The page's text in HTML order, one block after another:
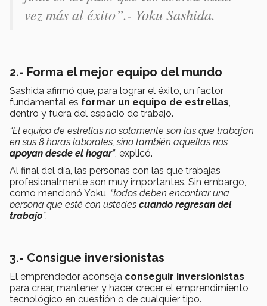
vez más al éxito”.- Yoku Sashida.
2.- Forma el mejor equipo del mundo
Sashida afirmó que, para lograr el éxito, un factor
fundamental es formar un equipo de estrellas,
dentro y fuera del espacio de trabajo.
“El equipo de estrellas no solamente son las que trabajan
en sus 8 horas laborales, sino también aquellas nos
apoyan desde el hogar”, explicó.
Al final del día, las personas con las que trabajas
profesionalmente son muy importantes. Sin embargo,
como mencionó Yoku, “todos deben encontrar una
persona que esté con ustedes cuando regresan del
trabajo”.
3.- Consigue inversionistas
El emprendedor aconseja conseguir inversionistas
para crear, mantener y hacer crecer el emprendimiento
tecnológico en cuestión o de cualquier tipo.